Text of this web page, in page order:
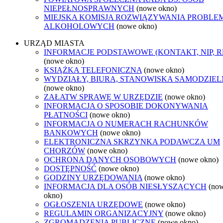
NIEPEŁNOSPRAWNYCH (nowe okno)
MIEJSKA KOMISJA ROZWIĄZYWANIA
ALKOHOLOWYCH (nowe okno)
URZĄD MIASTA
INFORMACJE PODSTAWOWE (KONTAKT, NIP,
(nowe okno)
KSIĄŻKA TELEFONICZNA (nowe okno)
WYDZIAŁY, BIURA, STANOWISKA
(nowe okno)
ZAŁATW SPRAWĘ W URZĘDZIE (nowe okno)
INFORMACJA O SPOSOBIE DOKONYWANIA
PŁATNOŚCI (nowe okno)
INFORMACJA O NUMERACH RACHUNKÓW
BANKOWYCH (nowe okno)
ELEKTRONICZNA SKRZYNKA PODAWCZA UM
CHORZÓW (nowe okno)
OCHRONA DANYCH OSOBOWYCH (nowe okno)
DOSTĘPNOŚĆ (nowe okno)
GODZINY URZĘDOWANIA (nowe okno)
INFORMACJA DLA OSÓB NIESŁYSZĄCYCH
okno)
OGŁOSZENIA URZĘDOWE (nowe okno)
REGULAMIN ORGANIZACYJNY (nowe okno)